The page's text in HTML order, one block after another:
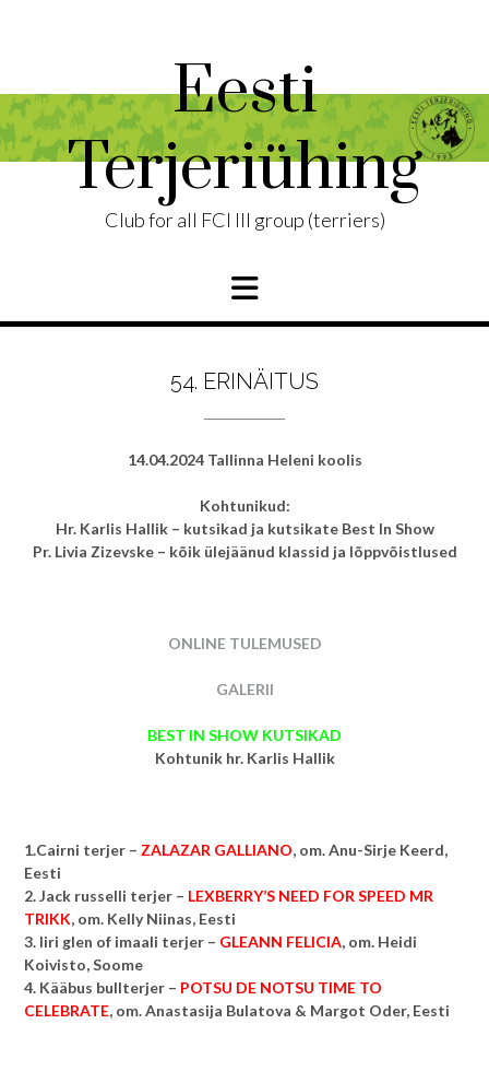
Eesti
Terjeriühing
Club for all FCI III group (terriers)
54. ERINÄITUS
14.04.2024 Tallinna Heleni koolis
Kohtunikud:
Hr. Karlis Hallik – kutsikad ja kutsikate Best In Show
Pr. Livia Zizevske – kõik ülejäänud klassid ja lõppvõistlused
ONLINE TULEMUSED
GALERII
BEST IN SHOW KUTSIKAD
Kohtunik hr. Karlis Hallik
1.Cairni terjer – ZALAZAR GALLIANO, om.Anu-Sirje Keerd,
Eesti
2. Jack russelli terjer – LEXBERRY’S NEED FOR SPEED MR
TRIKK, om. Kelly Niinas, Eesti
3. Iiri glen of imaali terjer – GLEANN FELICIA, om. Heidi
Koivisto, Soome
4. Kääbus bullterjer – POTSU DE NOTSU TIME TO
CELEBRATE, om.Anastasija Bulatova & Margot Oder, Eesti